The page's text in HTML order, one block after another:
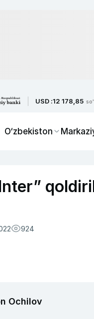
USD :12 178,85
O‘zbekiston
924
Ochilov